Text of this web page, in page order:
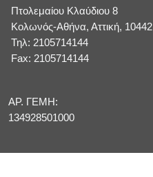
Πτολεμαίου Κλαύδιου 8
Κολωνός-Αθήνα, Αττική, 10442
Τηλ: 2105714144
Fax: 2105714144
ΑΡ. ΓΕΜΗ:
134928501000